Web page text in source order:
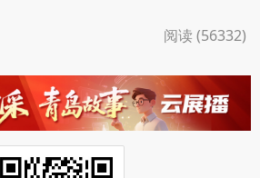
阅读 (56332)